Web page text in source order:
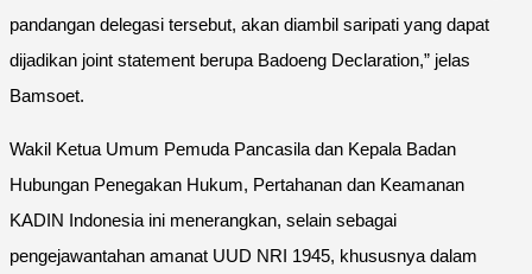
pandangan delegasi tersebut, akan diambil saripati yang dapat
dijadikan joint statement berupa Badoeng Declaration,” jelas
Bamsoet.
Wakil Ketua Umum Pemuda Pancasila dan Kepala Badan
Hubungan Penegakan Hukum, Pertahanan dan Keamanan
KADIN Indonesia ini menerangkan, selain sebagai
pengejawantahan amanat UUD NRI 1945, khususnya dalam